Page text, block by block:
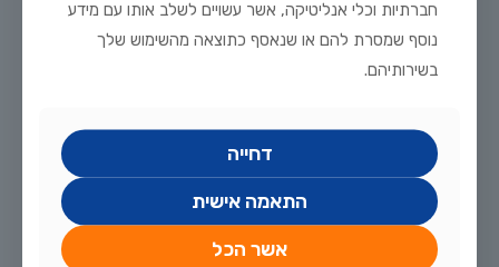
חברתיות וכלי אנליטיקה, אשר עשויים לשלב אותו עם מידע
נוסף שמסרת להם או שנאסף כתוצאה מהשימוש שלך
בשירותיהם.
דחייה
התאמה אישית
אשר הכל